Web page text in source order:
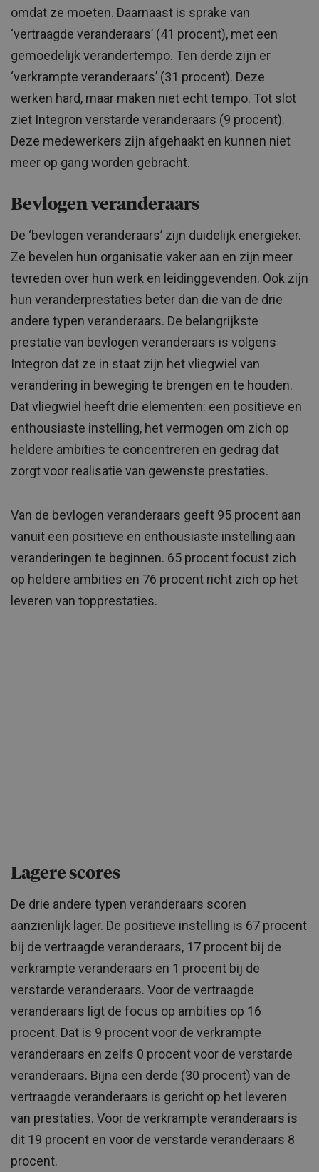
omdat ze moeten. Daarnaast is sprake van
‘vertraagde veranderaars’ (41 procent), met een
gemoedelijk verandertempo. Ten derde zijn er
‘verkrampte veranderaars’ (31 procent). Deze
werken hard, maar maken niet echt tempo. Tot slot
ziet Integron verstarde veranderaars (9 procent).
Deze medewerkers zijn afgehaakt en kunnen niet
meer op gang worden gebracht.
Bevlogen veranderaars
De ‘bevlogen veranderaars’ zijn duidelijk energieker.
Ze bevelen hun organisatie vaker aan en zijn meer
tevreden over hun werk en leidinggevenden. Ook zijn
hun veranderprestaties beter dan die van de drie
andere typen veranderaars. De belangrijkste
prestatie van bevlogen veranderaars is volgens
Integron dat ze in staat zijn het vliegwiel van
verandering in beweging te brengen en te houden.
Dat vliegwiel heeft drie elementen: een positieve en
enthousiaste instelling, het vermogen om zich op
heldere ambities te concentreren en gedrag dat
zorgt voor realisatie van gewenste prestaties.
Van de bevlogen veranderaars geeft 95 procent aan
vanuit een positieve en enthousiaste instelling aan
veranderingen te beginnen. 65 procent focust zich
op heldere ambities en 76 procent richt zich op het
leveren van topprestaties.
Lagere scores
De drie andere typen veranderaars scoren
aanzienlijk lager. De positieve instelling is 67 procent
bij de vertraagde veranderaars, 17 procent bij de
verkrampte veranderaars en 1 procent bij de
verstarde veranderaars. Voor de vertraagde
veranderaars ligt de focus op ambities op 16
procent. Dat is 9 procent voor de verkrampte
veranderaars en zelfs 0 procent voor de verstarde
veranderaars. Bijna een derde (30 procent) van de
vertraagde veranderaars is gericht op het leveren
van prestaties. Voor de verkrampte veranderaars is
dit 19 procent en voor de verstarde veranderaars 8
procent.